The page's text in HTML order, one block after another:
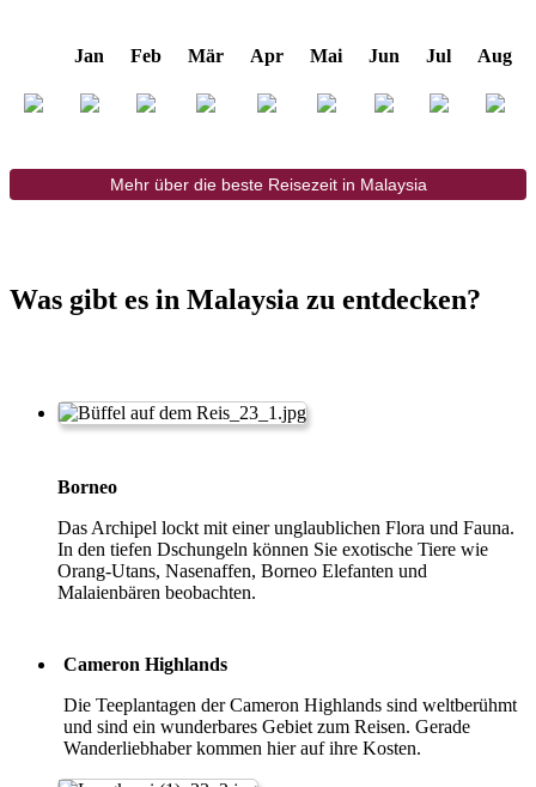
Jan Feb Mär Apr Mai Jun Jul Aug
Mehr über die beste Reisezeit in Malaysia
Was gibt es in Malaysia zu entdecken?
Borneo
Das Archipel lockt mit einer unglaublichen Flora und Fauna.
In den tiefen Dschungeln können Sie exotische Tiere wie
Orang-Utans, Nasenaffen, Borneo Elefanten und
Malaienbären beobachten.
Cameron Highlands
Die Teeplantagen der Cameron Highlands sind weltberühmt
und sind ein wunderbares Gebiet zum Reisen. Gerade
Wanderliebhaber kommen hier auf ihre Kosten.